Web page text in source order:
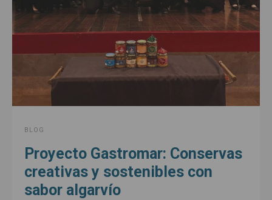
BLOG
Proyecto Gastromar: Conservas
creativas y sostenibles con
sabor algarvío